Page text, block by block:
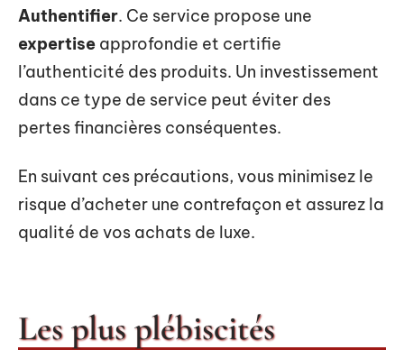
Authentifier. Ce service propose une
expertise approfondie et certifie
l’authenticité des produits. Un investissement
dans ce type de service peut éviter des
pertes financières conséquentes.
En suivant ces précautions, vous minimisez le
risque d’acheter une contrefaçon et assurez la
qualité de vos achats de luxe.
Les plus plébiscités